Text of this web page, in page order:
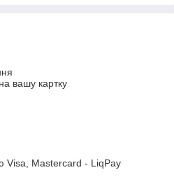
вашу картку
Visa, Mastercard - LiqPay